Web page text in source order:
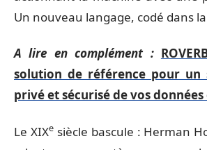
Un nouveau langage, codé dans
A lire en complément :
solution de référence pour un
privé et sécurisé de vos
Le XIXesiècle bascule : Herman